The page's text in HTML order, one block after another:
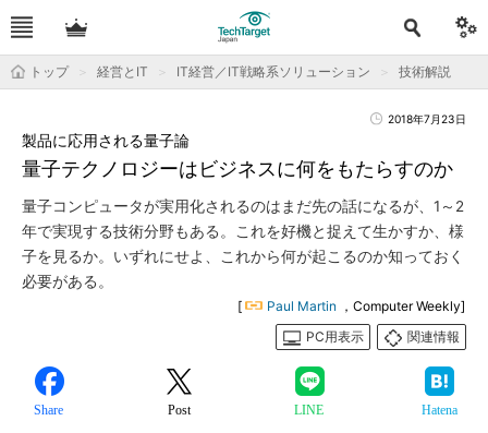
トップ 経営とIT IT経営／IT戦略系ソリューション 技術解説
2018年7月23日
量子テクノロジーはビジネスに何をもたらすのか
製品に応用される量子論
量子コンピュータが実用化されるのはまだ先の話になるが、1～2
年で実現する技術分野もある。これを好機と捉えて生かすか、様
子を見るか。いずれにせよ、これから何が起こるのか知っておく
必要がある。
[ Paul Martin ，Computer Weekly]
PC用表示
関連情報
Share Post LINE Hatena